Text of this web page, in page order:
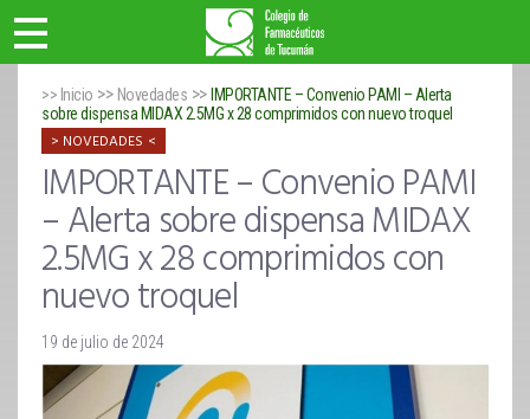
>> Inicio >> Novedades >> IMPORTANTE – Convenio PAMI – Alerta
sobre dispensa MIDAX 2.5MG x 28 comprimidos con nuevo troquel
NOVEDADES
IMPORTANTE – Convenio PAMI
– Alerta sobre dispensa MIDAX
2.5MG x 28 comprimidos con
nuevo troquel
19 de julio de 2024